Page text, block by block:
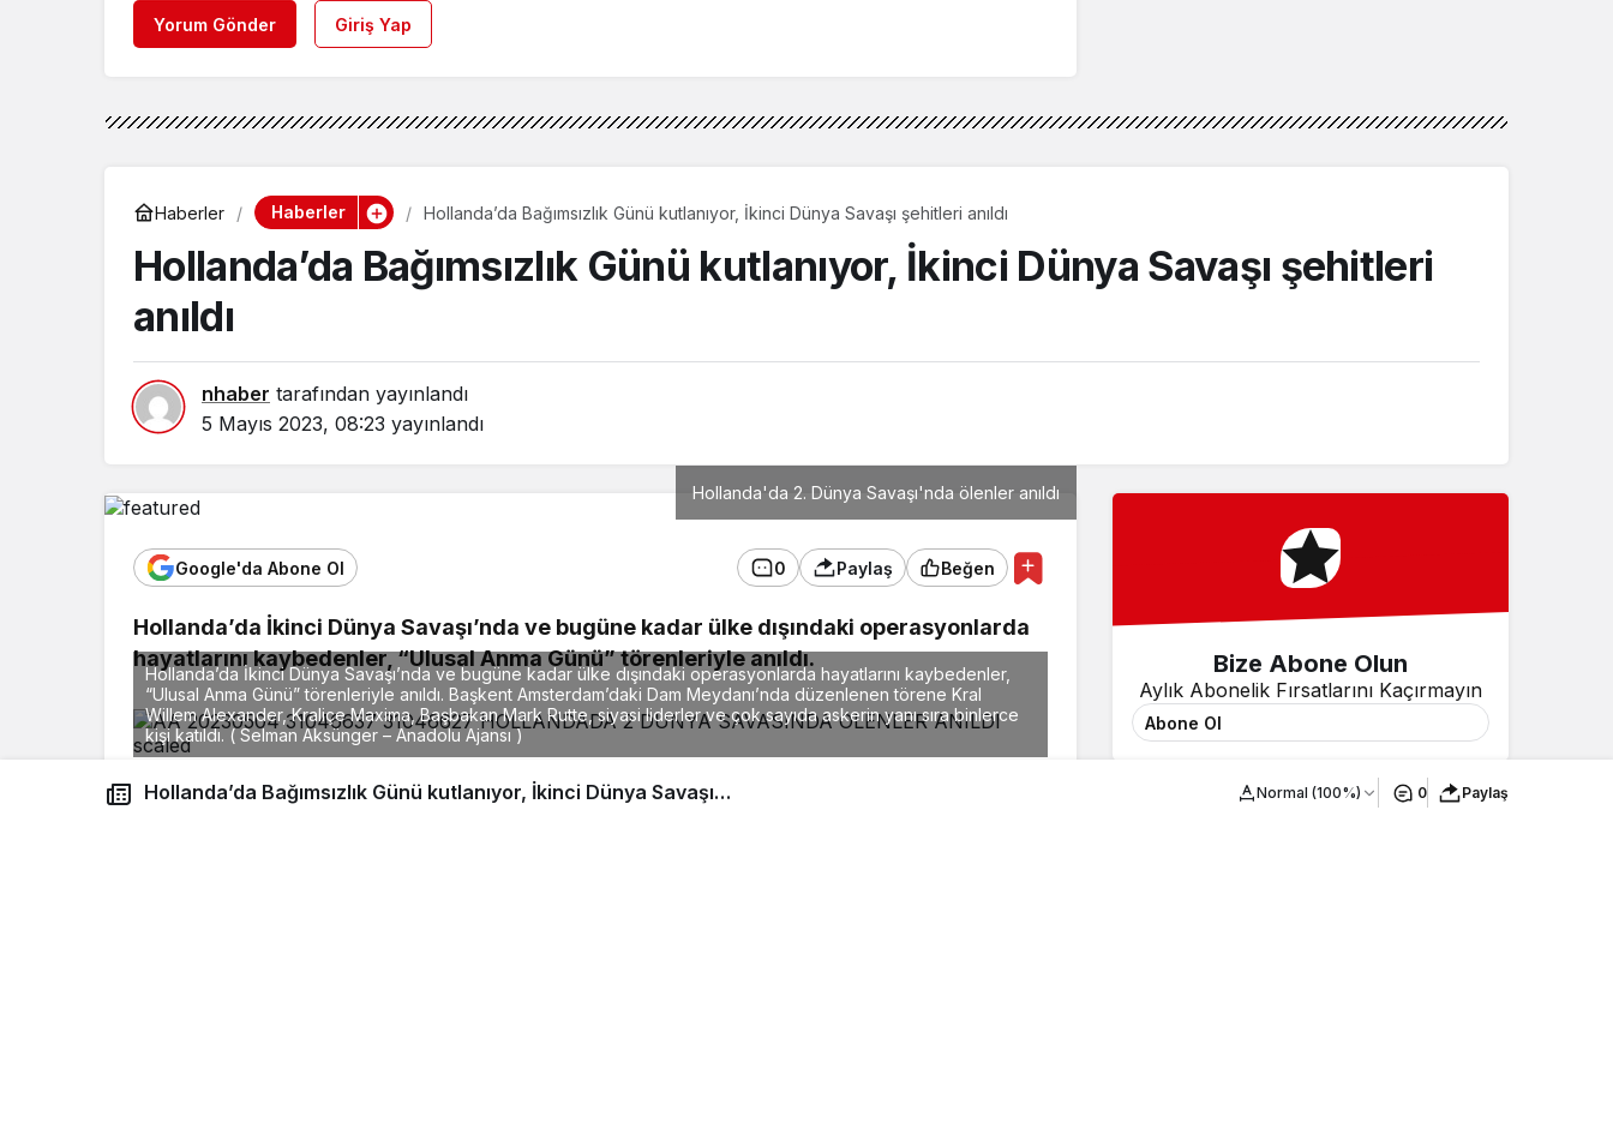
Yorum Gönder Giriş Yap
Haberler Haberler Hollanda’da Bağımsızlık Günü kutlanıyor, İkinci Dünya Savaşı şehitleri anıldı
Hollanda’da Bağımsızlık Günü kutlanıyor, İkinci Dünya Savaşı şehitleri
anıldı
nhaber tarafından yayınlandı
5 Mayıs 2023, 08:23 yayınlandı
Hollanda'da 2. Dünya Savaşı'nda ölenler anıldı
Google'da Abone Ol 0 Paylaş Beğen
Hollanda’da İkinci Dünya Savaşı’nda ve bugüne kadar ülke dışındaki operasyonlarda
hayatlarını kaybedenler, “Ulusal Anma Günü” törenleriyle anıldı.
Hollanda’da İkinci Dünya Savaşı’nda ve bugüne kadar ülke dışındaki operasyonlarda hayatlarını kaybedenler,
“Ulusal Anma Günü” törenleriyle anıldı. Başkent Amsterdam’daki Dam Meydanı’nda düzenlenen törene Kral
Willem Alexander, Kraliçe Maxima, Başbakan Mark Rutte, siyasi liderler ve çok sayıda askerin yanı sıra binlerce
kişi katıldı. ( Selman Aksünger – Anadolu Ajansı )
Başkent Amsterdam’daki Dam Meydanı’nda düzenlenen törene Kral Willem Alexander,
Normal (100%) 0 Paylaş
Bize Abone Olun
Aylık Abonelik Fırsatlarını Kaçırmayın
Abone Ol